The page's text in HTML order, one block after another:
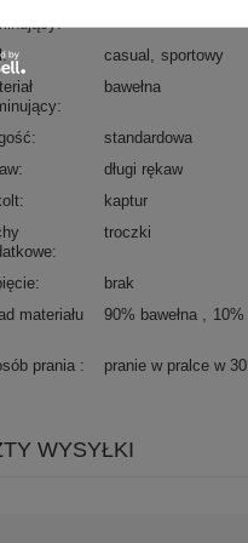
casual
sportowy
bawełna
standardowa
długi rękaw
kaptur
troczki
brak
materiału
90% bawełna
prania pranie w pralce w
WYSYŁKI